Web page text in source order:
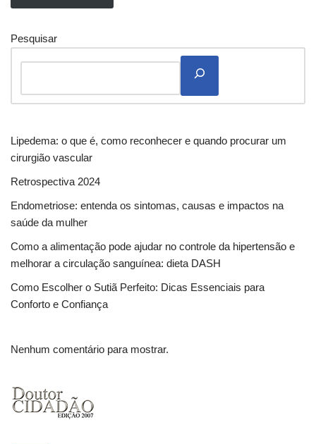
Pesquisar
Lipedema: o que é, como reconhecer e quando procurar um
cirurgião vascular
Retrospectiva 2024
Endometriose: entenda os sintomas, causas e impactos na
saúde da mulher
Como a alimentação pode ajudar no controle da hipertensão e
melhorar a circulação sanguínea: dieta DASH
Como Escolher o Sutiã Perfeito: Dicas Essenciais para
Conforto e Confiança
Nenhum comentário para mostrar.